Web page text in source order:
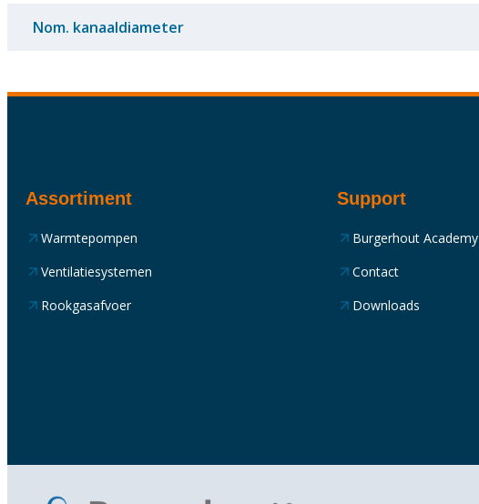
Nom. kanaaldiameter
Assortiment
Warmtepompen
Ventilatiesystemen
Rookgasafvoer
Support
Burgerhout Academy
Contact
Downloads